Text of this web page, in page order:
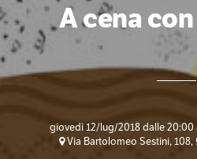
A cena
giovedì 12/lug/2018 dalle 20:00
Via Bartolomeo Sestini, 108,